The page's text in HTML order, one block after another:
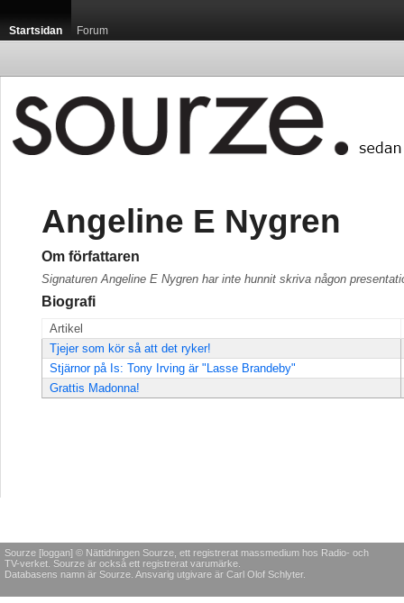
Startsidan Forum
Angeline E Nygren
Om författaren
Signaturen Angeline E Nygren har inte hunnit skriva någon
Biografi
Artikel
Tjejer som kör så att det ryker!
Stjärnor på Is: Tony Irving är "Lasse Brandeby"
Grattis Madonna!
Sourze [loggan] © Nättidningen Sourze, ett registrerat massmedium hos Radio- och
TV-verket. Sourze är också ett registrerat varumärke.
Databasens namn är Sourze. Ansvarig utgivare är Carl Olof Schlyter.